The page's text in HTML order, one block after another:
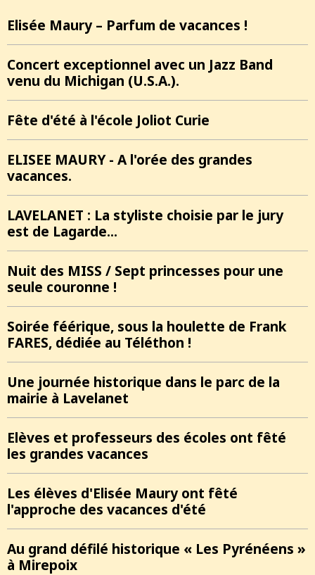
Elisée Maury – Parfum de vacances !
Concert exceptionnel avec un Jazz Band
venu du Michigan (U.S.A.).
Fête d'été à l'école Joliot Curie
ELISEE MAURY - A l'orée des grandes
vacances.
LAVELANET : La styliste choisie par le jury
est de Lagarde...
Nuit des MISS / Sept princesses pour une
seule couronne !
Soirée féérique, sous la houlette de Frank
FARES, dédiée au Téléthon !
Une journée historique dans le parc de la
mairie à Lavelanet
Elèves et professeurs des écoles ont fêté
les grandes vacances
Les élèves d'Elisée Maury ont fêté
l'approche des vacances d'été
Au grand défilé historique « Les Pyrénéens »
à Mirepoix